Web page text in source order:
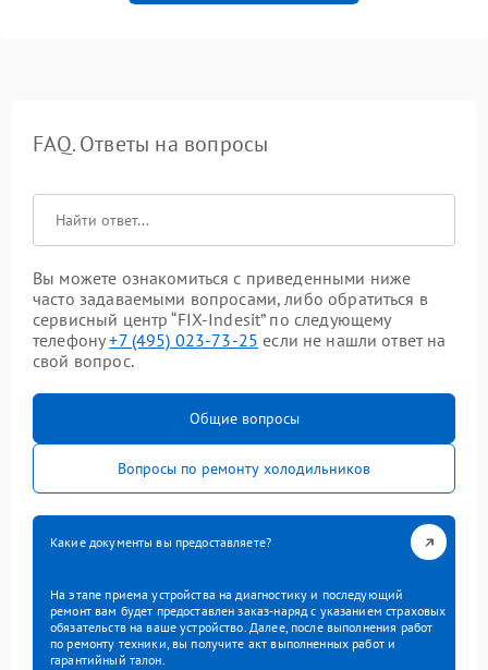
FAQ. Ответы на вопросы
Вы можете ознакомиться с приведенными ниже
часто задаваемыми вопросами, либо обратиться в
сервисный центр “FIX-Indesit” по следующему
телефону+7 (495) 023-73-25 если не нашли ответ на
свой вопрос.
Общие вопросы
Вопросы по ремонту холодильников
Какие документы вы предоставляете?
На этапе приема устройства на диагностику и последующий
ремонт вам будет предоставлен заказ-наряд с указанием страховых
обязательств на ваше устройство. Далее, после выполнения работ
по ремонту техники, вы получите акт выполненных работ и
гарантийный талон.